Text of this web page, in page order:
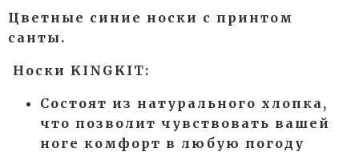
Цветные синие носки с принтом
санты.
Носки KINGKIT:
Состоят из натурального хлопка,
что позволит чувствовать вашей
ноге комфорт в любую погоду